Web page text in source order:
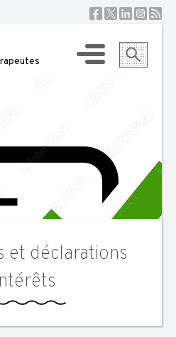
et déclarations